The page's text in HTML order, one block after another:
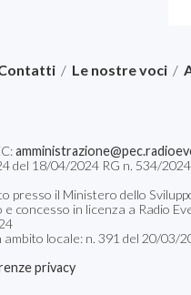
/ Le nostre voci /
del 18/04/2024 RG n. 534/2024
presso il Ministero dello
concesso in licenza a Radio
locale: n. 391 del 20/03/
privacy